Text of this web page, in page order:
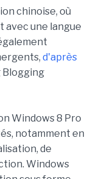
chinoise, où
avec une langue
d'après
Blogging
Windows 8 Pro
notamment en
de
Windows